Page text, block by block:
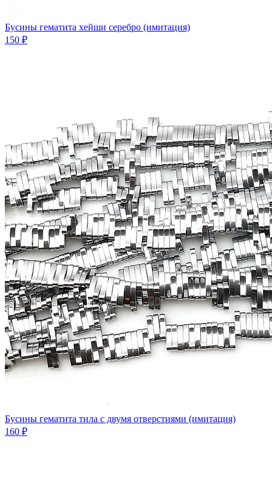
Бусины гематита хейши серебро (имитация)
150 ₽
Бусины гематита тила с двумя отверстиями (имитация)
160 ₽